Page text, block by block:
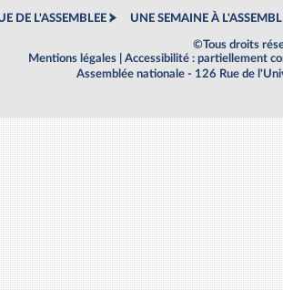
DE L'ASSEMBLEE UNE SEMAINE À
©Tous droits
Mentions légales
Accessibilité : partiellement
Assemblée nationale - 126 Rue de